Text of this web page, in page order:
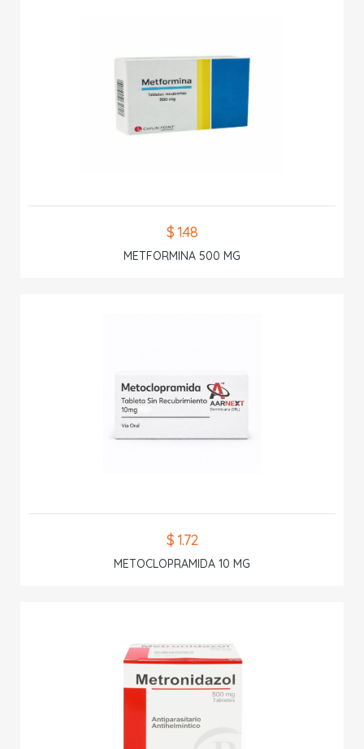
$ 1.48
METFORMINA 500 MG
$ 1.72
METOCLOPRAMIDA 10 MG